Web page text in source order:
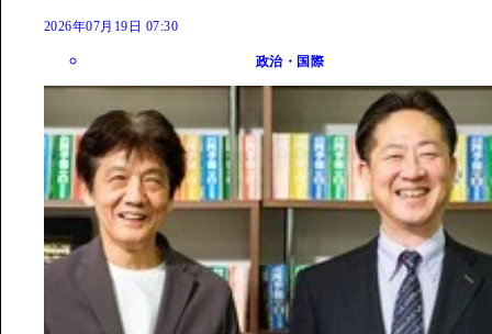
2026年07月19日 07:30
政治・国際